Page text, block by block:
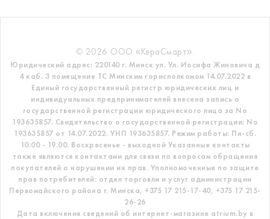
© 2026 ООО «КераСмарт».
Юридический адрес: 220140 г. Минск ул. Ул. Иосифа Жиновича д
4 каб. 3 помещение ТС Минским горисполкомом 14.07.2022 в
Единый государственный регистр юридических лиц и
индивидуальных предпринимателей внесена запись о
государственной регистрации юридического лица за No
193635857. Свидетельство о государственной регистрации: No
193635857 от 14.07.2022. УНП 193635857. Режим работы: Пн-сб.
10.00 - 19.00. Воскресенье - выходной Указанные контакты
также являются контактами для связи по вопросам обращения
покупателей о нарушении их прав. Уполномоченные по защите
прав потребителей: отдел торговли и услуг администрации
Первомайского района г. Минска, +375 17 215-17-40, +375 17 215-
26-26
Дата включения сведений об интернет-магазине atrium.by в